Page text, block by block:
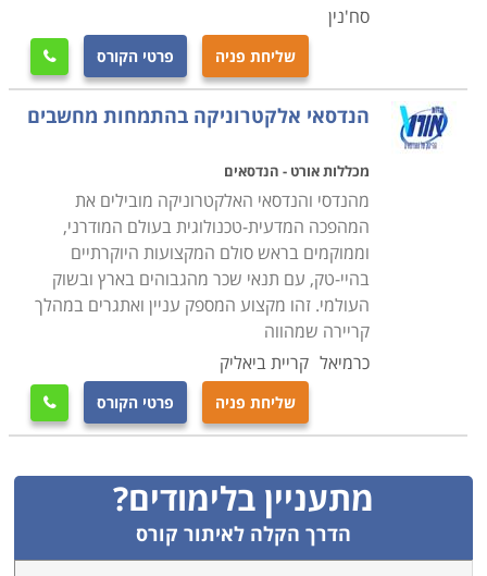
סח'נין
שליחת פניה פרטי הקורס 
הנדסאי אלקטרוניקה בהתמחות מחשבים
מכללות אורט - הנדסאים
מהנדסי והנדסאי האלקטרוניקה מובילים את
המהפכה המדעית-טכנולוגית בעולם המודרני,
וממוקמים בראש סולם המקצועות היוקרתיים
בהיי-טק, עם תנאי שכר מהגבוהים בארץ ובשוק
העולמי. זהו מקצוע המספק עניין ואתגרים במהלך
קריירה שמהווה
כרמיאל קריית ביאליק
שליחת פניה פרטי הקורס 
מתעניין בלימודים?
הדרך הקלה לאיתור קורס